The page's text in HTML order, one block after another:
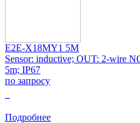
E2E-X18MY1 5M
Sensor: inductive; OUT: 2-wire
5m; IP67
по запросу
Подробнее